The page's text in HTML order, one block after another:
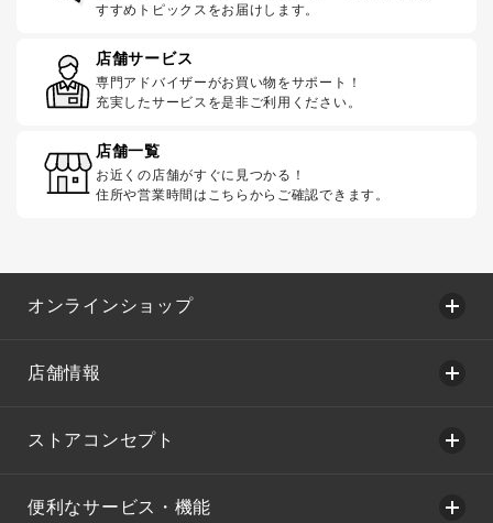
すすめトピックスをお届けします。
店舗サービス
専門アドバイザーがお買い物をサポート！
充実したサービスを是非ご利用ください。
店舗一覧
お近くの店舗がすぐに見つかる！
住所や営業時間はこちらからご確認できます。
オンラインショップ
店舗情報
ストアコンセプト
便利なサービス・機能